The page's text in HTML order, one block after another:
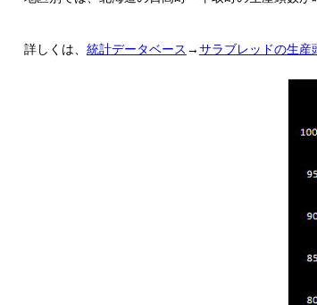
詳しくは、 統計データベース →サラブレッドの生産